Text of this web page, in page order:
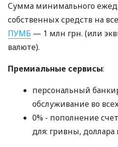
Сумма минимального
собственных средств на
ПУМБ — 1 млн грн. (или
валюте).
Премиальные сервисы:
персональный
обслуживание во
0% - пополнение
для: гривны, доллара